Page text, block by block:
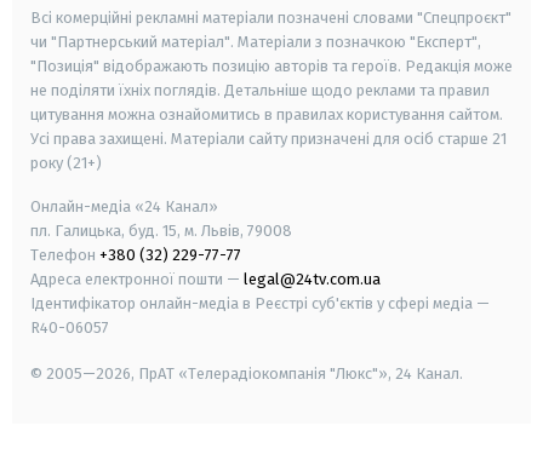
Всі комерційні рекламні матеріали позначені словами "Спецпроєкт"
чи "Партнерський матеріал". Матеріали з позначкою "Експерт",
"Позиція" відображають позицію авторів та героїв. Редакція може
не поділяти їхніх поглядів. Детальніше щодо реклами та правил
цитування можна ознайомитись в правилах користування сайтом.
Усі права захищені. Матеріали сайту призначені для осіб старше 21
року (21+)
Онлайн-медіа «24 Канал»
пл. Галицька, буд. 15, м. Львів, 79008
Телефон +380 (32) 229-77-77
Адреса електронної пошти — legal@24tv.com.ua
Ідентифікатор онлайн-медіа в Реєстрі суб'єктів у сфері медіа —
R40-06057
© 2005—2026, ПрАТ «Телерадіокомпанія "Люкс"», 24 Канал.